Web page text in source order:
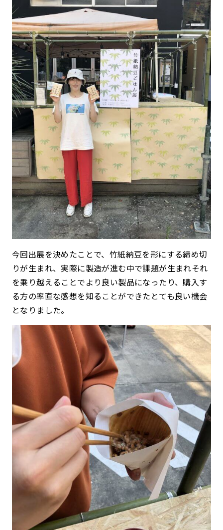
今回出展を決めたことで、竹紙納豆を形にする締め切
りが生まれ、実際に製造が進む中で課題が生まれそれ
を乗り越えることでより良い製品になったり、購入す
る方の率直な感想を知ることができたとても良い機会
となりました。